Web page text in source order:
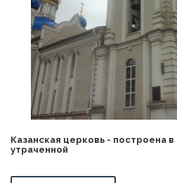
Казанская церковь - построена в
утраченной